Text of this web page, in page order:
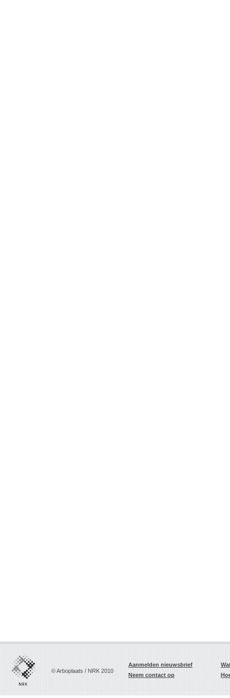
© Arboplaats / NRK 2010
Aanmelden nieuwsbrief
Neem contact op